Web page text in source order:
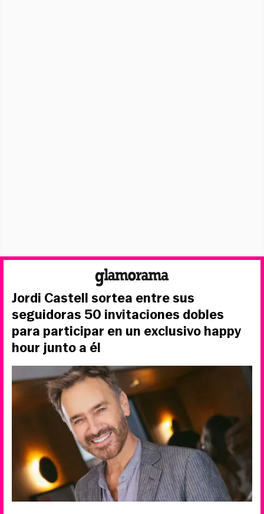
Jordi Castell sortea entre sus
seguidoras 50 invitaciones dobles
para participar en un exclusivo happy
hour junto a él